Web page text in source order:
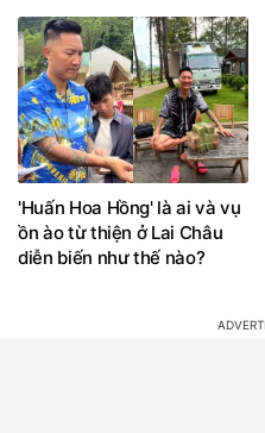
'Huấn Hoa Hồng' là ai và vụ
ồn ào từ thiện ở Lai Châu
diễn biến như thế nào?